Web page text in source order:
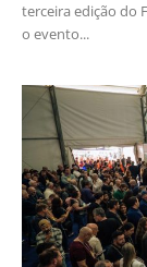
terceira edição do
o evento...